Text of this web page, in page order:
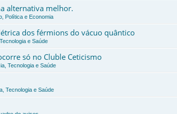
alternativa melhor.
Política e Economia
dos férmions do vácuo quântico
e Saúde
só no Cluble Ceticismo
Tecnologia e Saúde
Tecnologia e Saúde